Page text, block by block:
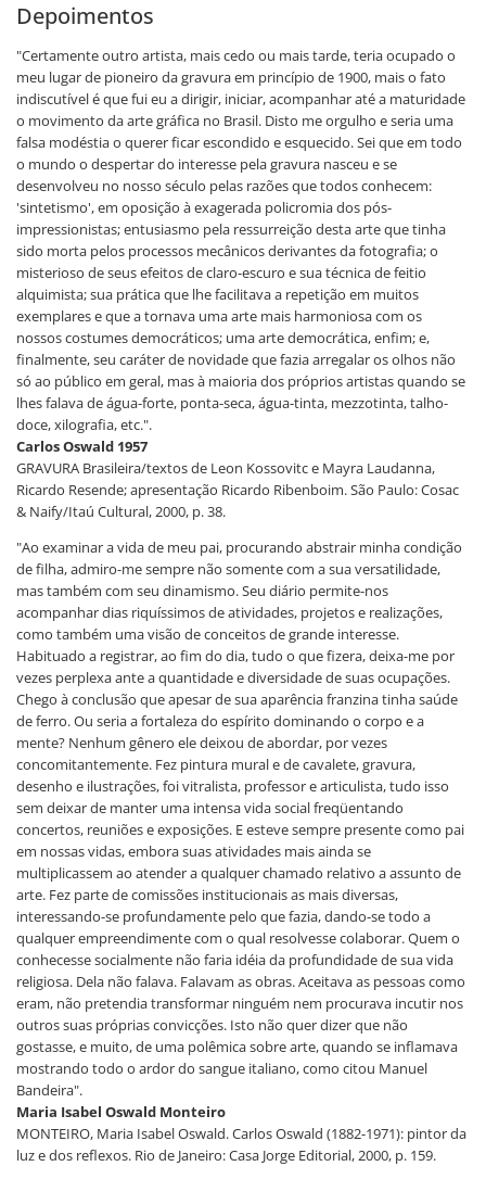
Depoimentos
"Certamente outro artista, mais cedo ou mais tarde, teria ocupado o
meu lugar de pioneiro da gravura em princípio de 1900, mais o fato
indiscutível é que fui eu a dirigir, iniciar, acompanhar até a maturidade
o movimento da arte gráfica no Brasil. Disto me orgulho e seria uma
falsa modéstia o querer ficar escondido e esquecido. Sei que em todo
o mundo o despertar do interesse pela gravura nasceu e se
desenvolveu no nosso século pelas razões que todos conhecem:
'sintetismo', em oposição à exagerada policromia dos pós-
impressionistas; entusiasmo pela ressurreição desta arte que tinha
sido morta pelos processos mecânicos derivantes da fotografia; o
misterioso de seus efeitos de claro-escuro e sua técnica de feitio
alquimista; sua prática que lhe facilitava a repetição em muitos
exemplares e que a tornava uma arte mais harmoniosa com os
nossos costumes democráticos; uma arte democrática, enfim; e,
finalmente, seu caráter de novidade que fazia arregalar os olhos não
só ao público em geral, mas à maioria dos próprios artistas quando se
lhes falava de água-forte, ponta-seca, água-tinta, mezzotinta, talho-
doce, xilografia, etc.".
Carlos Oswald 1957
GRAVURA Brasileira/textos de Leon Kossovitc e Mayra Laudanna,
Ricardo Resende; apresentação Ricardo Ribenboim. São Paulo: Cosac
& Naify/Itaú Cultural, 2000, p. 38.
"Ao examinar a vida de meu pai, procurando abstrair minha condição
de filha, admiro-me sempre não somente com a sua versatilidade,
mas também com seu dinamismo. Seu diário permite-nos
acompanhar dias riquíssimos de atividades, projetos e realizações,
como também uma visão de conceitos de grande interesse.
Habituado a registrar, ao fim do dia, tudo o que fizera, deixa-me por
vezes perplexa ante a quantidade e diversidade de suas ocupações.
Chego à conclusão que apesar de sua aparência franzina tinha saúde
de ferro. Ou seria a fortaleza do espírito dominando o corpo e a
mente? Nenhum gênero ele deixou de abordar, por vezes
concomitantemente. Fez pintura mural e de cavalete, gravura,
desenho e ilustrações, foi vitralista, professor e articulista, tudo isso
sem deixar de manter uma intensa vida social freqüentando
concertos, reuniões e exposições. E esteve sempre presente como pai
em nossas vidas, embora suas atividades mais ainda se
multiplicassem ao atender a qualquer chamado relativo a assunto de
arte. Fez parte de comissões institucionais as mais diversas,
interessando-se profundamente pelo que fazia, dando-se todo a
qualquer empreendimente com o qual resolvesse colaborar. Quem o
conhecesse socialmente não faria idéia da profundidade de sua vida
religiosa. Dela não falava. Falavam as obras. Aceitava as pessoas como
eram, não pretendia transformar ninguém nem procurava incutir nos
outros suas próprias convicções. Isto não quer dizer que não
gostasse, e muito, de uma polêmica sobre arte, quando se inflamava
mostrando todo o ardor do sangue italiano, como citou Manuel
Bandeira".
Maria Isabel Oswald Monteiro
MONTEIRO, Maria Isabel Oswald. Carlos Oswald (1882-1971): pintor da
luz e dos reflexos. Rio de Janeiro: Casa Jorge Editorial, 2000, p. 159.